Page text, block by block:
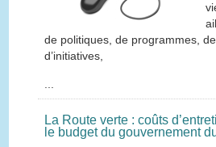
de politiques, de programmes,
d’initiatives,
La Route verte : coûts
le budget du gouvernement